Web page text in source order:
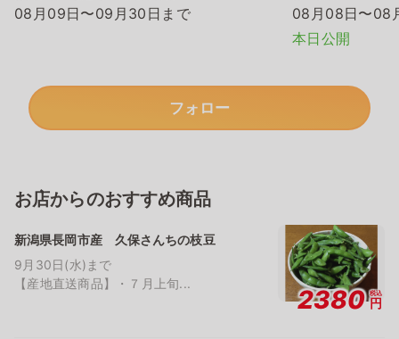
08月09日〜09月30日まで
08月08日〜08
本日公開
フォロー
お店からのおすすめ商品
新潟県長岡市産 久保さんちの枝豆
9月30日(水)まで
【産地直送商品】・７月上旬...
2380 税込
円